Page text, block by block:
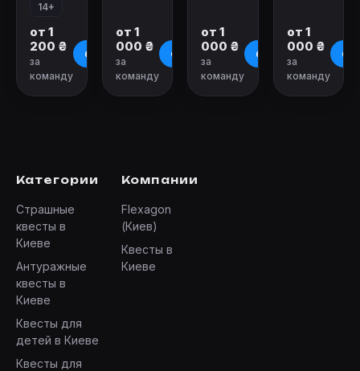
14+
от 1
200 ₴
за
команду
О квесте
от 1
000 ₴
за
команду
О квесте
от 1
000 ₴
за
команду
О квесте
от 1
000 ₴
за
команду
О
Категории
Страшные
квесты в
Киеве
Антуражные
квесты в
Киеве
Квесты для
детей в Киеве
Квесты для
Компании
Flexagon
(Киев)
Квесты в
Киеве